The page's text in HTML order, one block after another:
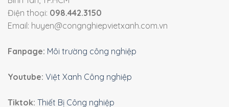
Điện thoại: 098.442.3150
Email: huyen@congnghiepvietxanh.com.vn
Fanpage: Môi trường công nghiệp
Youtube: Việt Xanh Công nghiệp
Tiktok: Thiết Bị Công nghiệp